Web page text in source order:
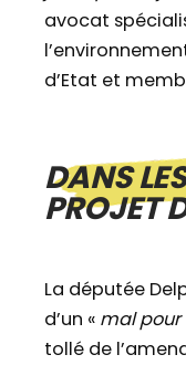
avocat
d’Etat et
DANS
PROJET
La députée
d’un « mal pour
tollé de